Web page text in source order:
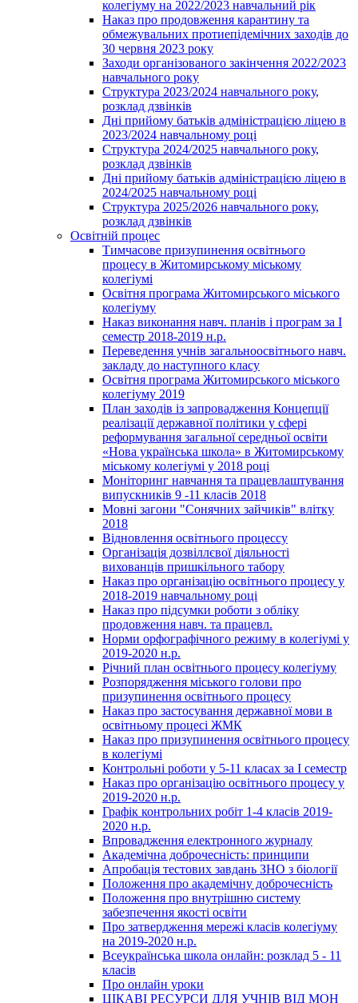
колегіуму на 2022/2023 навчальний рік
Наказ про продовження карантину та
обмежувальних протиепідемічних заходів до
30 червня 2023 року
Заходи організованого закінчення 2022/2023
навчального року
Структура 2023/2024 навчального року,
розклад дзвінків
Дні прийому батьків адміністрацією ліцею в
2023/2024 навчальному році
Структура 2024/2025 навчального року,
розклад дзвінків
Дні прийому батьків адміністрацією ліцею в
2024/2025 навчальному році
Структура 2025/2026 навчального року,
розклад дзвінків
Освітній процес
Тимчасове призупинення освітнього
процесу в Житомирському міському
колегіумі
Освітня програма Житомирського міського
колегіуму
Наказ виконання навч. планів і програм за І
семестр 2018-2019 н.р.
Переведення учнів загальноосвітнього навч.
закладу до наступного класу
Освітня програма Житомирського міського
колегіуму 2019
План заходів із запровадження Концепції
реалізації державної політики у сфері
реформування загальної середньої освіти
«Нова українська школа» в Житомирському
міському колегіумі у 2018 році
Моніторинг навчання та працевлаштування
випускників 9 -11 класів 2018
Мовні загони "Сонячних зайчиків" влітку
2018
Відновлення освітнього процессу
Організація дозвіллєвої діяльності
вихованців пришкільного табору
Наказ про організацію освітнього процесу у
2018-2019 навчальному році
Наказ про підсумки роботи з обліку
продовження навч. та працевл.
Норми орфографічного режиму в колегіумі у
2019-2020 н.р.
Річний план освітнього процесу колегіуму
Розпорядження міського голови про
призупинення освітнього процесу
Наказ про застосування державної мови в
освітньому процесі ЖМК
Наказ про призупинення освітнього процесу
в колегіумі
Контрольні роботи у 5-11 класах за І семестр
Наказ про організацію освітнього процесу у
2019-2020 н.р.
Графік контрольних робіт 1-4 класів 2019-
2020 н.р.
Впровадження електронного журналу
Академічна доброчесність: принципи
Апробація тестових завдань ЗНО з біології
Положення про академічну доброчесність
Положення про внутрішню систему
забезпечення якості освіти
Про затвердження мережі класів колегіуму
на 2019-2020 н.р.
Всеукраїнська школа онлайн: розклад 5 - 11
класів
Про онлайн уроки
ЦІКАВІ РЕСУРСИ ДЛЯ УЧНІВ ВІД МОН